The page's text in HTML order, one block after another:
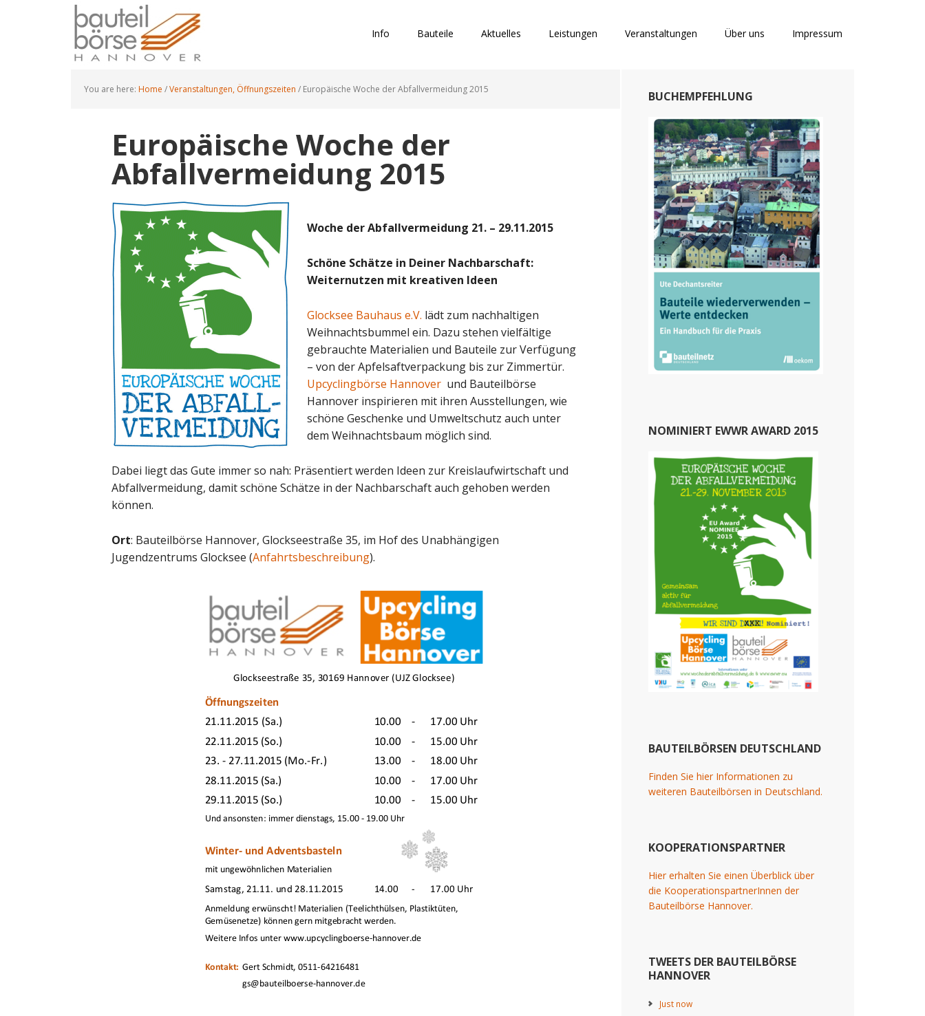
Skip
to
main
content
Skip
to
primary
sidebar
Skip
to
footer
Info Bauteile Aktuelles Leistungen Veranstaltungen Über uns Impressum
You are here: Home /Veranstaltungen, Öffnungszeiten / Europäische Woche der Abfallvermeidung 2015
Europäische Woche der
Abfallvermeidung 2015
Woche der Abfallvermeidung 21. – 29.11.2015
Schöne Schätze in Deiner Nachbarschaft:
Weiternutzen mit kreativen Ideen
Glocksee Bauhaus e.V. lädt zum nachhaltigen
Weihnachtsbummel ein. Dazu stehen vielfältige
gebrauchte Materialien und Bauteile zur Verfügung
– von der Apfelsaftverpackung bis zur Zimmertür.
Upcyclingbörse Hannover und Bauteilbörse
Hannover inspirieren mit ihren Ausstellungen, wie
schöne Geschenke und Umweltschutz auch unter
dem Weihnachtsbaum möglich sind.
Dabei liegt das Gute immer so nah: Präsentiert werden Ideen zur Kreislaufwirtschaft und
Abfallvermeidung, damit schöne Schätze in der Nachbarschaft auch gehoben werden
können.
Ort: Bauteilbörse Hannover, Glockseestraße 35, im Hof des Unabhängigen
Jugendzentrums Glocksee (Anfahrtsbeschreibung).
Primary
Sidebar
BUCHEMPFEHLUNG
NOMINIERT EWWR AWARD 2015
BAUTEILBÖRSEN DEUTSCHLAND
Finden Sie hier Informationen zu
weiteren Bauteilbörsen in Deutschland.
KOOPERATIONSPARTNER
Hier erhalten Sie einen Überblick über
die KooperationspartnerInnen der
Bauteilbörse Hannover.
TWEETS DER BAUTEILBÖRSE
HANNOVER
Just now